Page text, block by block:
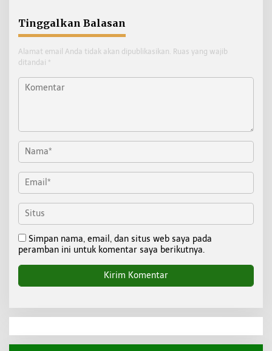
Tinggalkan Balasan
Alamat email Anda tidak akan dipublikasikan. Ruas yang wajib
ditandai *
Simpan nama, email, dan situs web saya pada
peramban ini untuk komentar saya berikutnya.